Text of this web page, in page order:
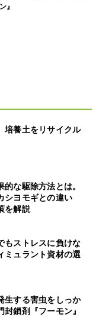
』
養土をリサイクル
な駆除方法とは。
シヨモギとの違い
を解説
もストレスに負けな
ミュラント資材の選
生する害虫をしっか
鎖剤『フーモン』